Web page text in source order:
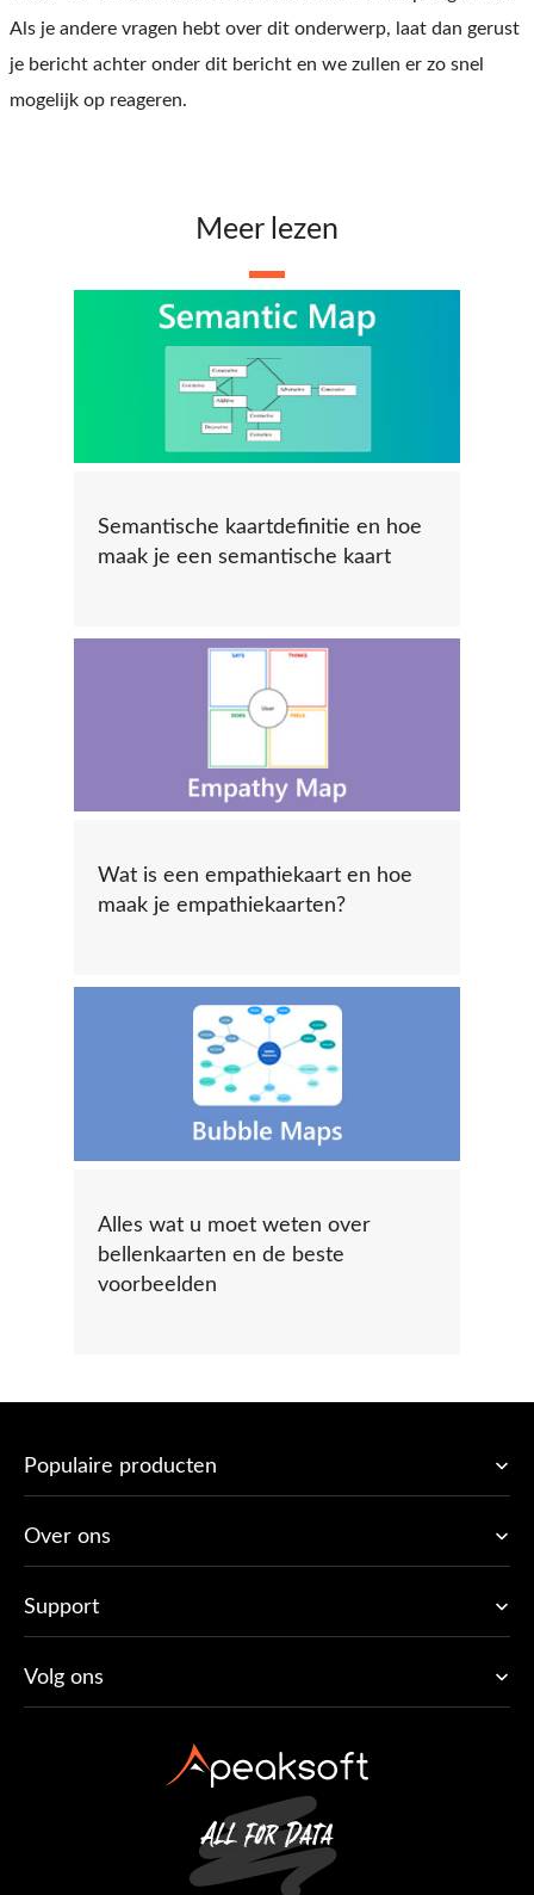
Als je andere vragen hebt over dit onderwerp, laat dan gerust
je bericht achter onder dit bericht en we zullen er zo snel
mogelijk op reageren.
Meer lezen
Semantische kaartdefinitie en hoe
maak je een semantische kaart
Wat is een empathiekaart en hoe
maak je empathiekaarten?
Alles wat u moet weten over
bellenkaarten en de beste
voorbeelden
Populaire producten
Over ons
Support
Volg ons